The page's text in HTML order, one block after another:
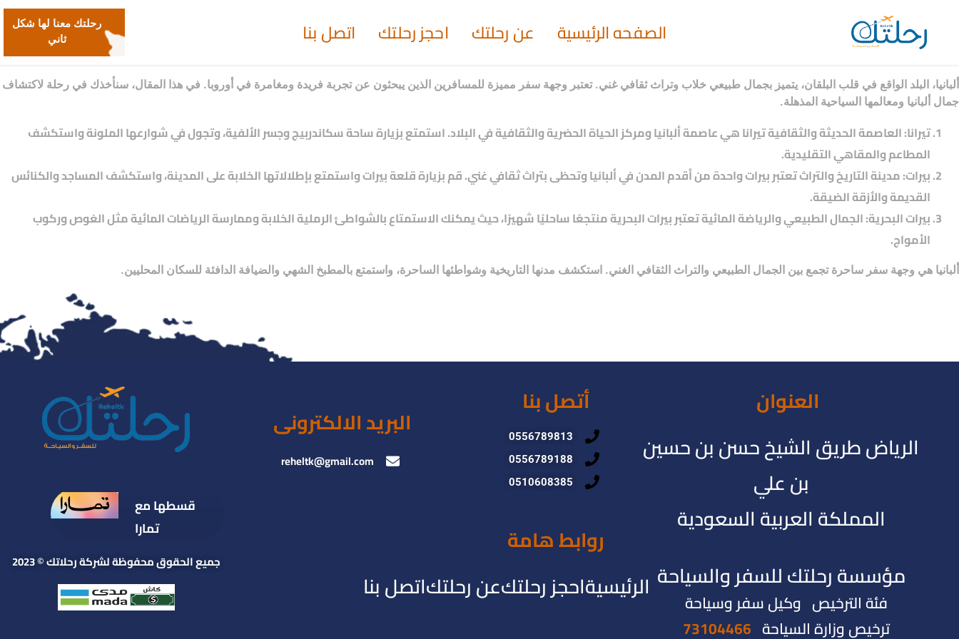
الصفحه الرئيسية عن رحلتك احجز رحلتك اتصل بنا
رحلتك معنا لها شكل
ثاني
ألبانيا، البلد الواقع في قلب البلقان، يتميز بجمال طبيعي خلاب وتراث ثقافي غني. تعتبر وجهة سفر مميزة للمسافرين الذين يبحثون عن تجربة فريدة ومغامرة في أوروبا. في هذا المقال، سنأخذك في رحلة لاكتشاف
جمال ألبانيا ومعالمها السياحية المذهلة.
تيرانا: العاصمة الحديثة والثقافية تيرانا هي عاصمة ألبانيا ومركز الحياة الحضرية والثقافية في البلاد. استمتع بزيارة ساحة سكاندربيج وجسر الألفية، وتجول في شوارعها الملونة واستكشف
المطاعم والمقاهي التقليدية.
بيرات: مدينة التاريخ والتراث تعتبر بيرات واحدة من أقدم المدن في ألبانيا وتحظى بتراث ثقافي غني. قم بزيارة قلعة بيرات واستمتع بإطلالاتها الخلابة على المدينة، واستكشف المساجد والكنائس
القديمة والأزقة الضيقة.
بيرات البحرية: الجمال الطبيعي والرياضة المائية تعتبر بيرات البحرية منتجعًا ساحليًا شهيرًا، حيث يمكنك الاستمتاع بالشواطئ الرملية الخلابة وممارسة الرياضات المائية مثل الغوص وركوب
الأمواج.
ألبانيا هي وجهة سفر ساحرة تجمع بين الجمال الطبيعي والتراث الثقافي الغني. استكشف مدنها التاريخية وشواطئها الساحرة، واستمتع بالمطبخ الشهي والضيافة الدافئة للسكان المحليين.
العنوان
الرياض طريق الشيخ حسن بن حسين
بن علي
المملكة العربية السعودية
مؤسسة رحلتك للسفر والسياحة
فئة الترخيص وكيل سفر وسياحة
ترخيص وزارة السياحة 73104466
أتصل بنا
0556789813
0556789188
0510608385
روابط هامة
الرئيسيةاحجز رحلتكعن رحلتكاتصل بنا
البريد الالكترونى
reheltk@gmail.com
قسطها مع
تمارا
جميع الحقوق محفوظة لشركة رحلاتك © 2023